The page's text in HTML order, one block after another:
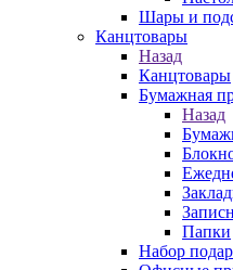
Шары и
Канцтовары
Назад
Канцтовары
Бумажная
Назад
Папки
Набор